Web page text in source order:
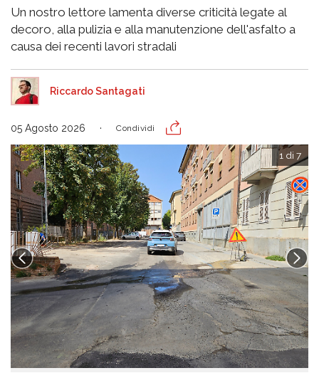
Un nostro lettore lamenta diverse criticità legate al
decoro, alla pulizia e alla manutenzione dell'asfalto a
causa dei recenti lavori stradali
Riccardo Santagati
05 Agosto 2026 Condividi
1 di 7